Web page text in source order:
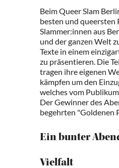
Beim Queer Slam
besten und queersten
Slammer:innen aus
und der ganzen Welt
Texte in einem
zu präsentieren. Die
tragen ihre eigenen
kämpfen um den
welches vom
Der Gewinner des
begehrten "Goldenen
Ein bunter
Vielfalt